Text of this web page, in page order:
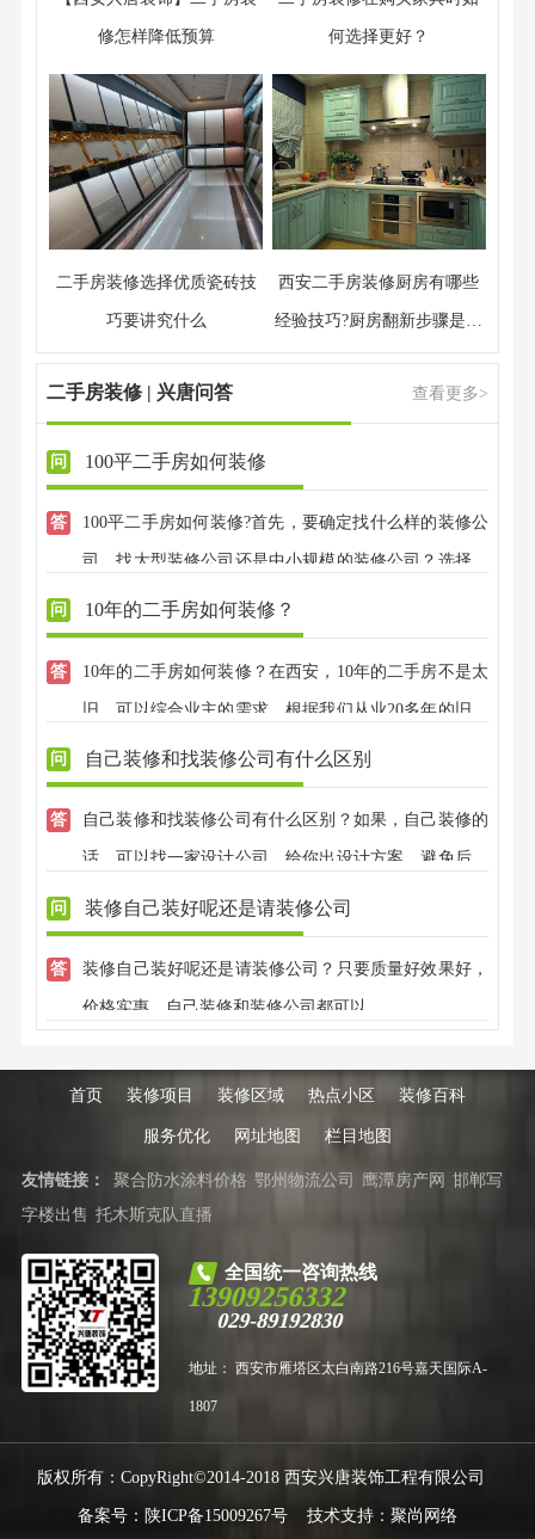
修怎样降低预算 何选择更好？
二手房装修选择优质瓷砖技
巧要讲究什么
西安二手房装修厨房有哪些
经验技巧?厨房翻新步骤是什
么
二手房装修 | 兴唐问答 查看更多>
100平二手房如何装修
100平二手房如何装修?首先，要确定找什么样的装修公
司，找大型装修公司还是中小规模的装修公司？选择半
包还是全包？准备简单装修还是讲究装修风格？这些都
是考虑的基础，在此基础上然后找一家靠谱的、口碑好
的装修公司。
10年的二手房如何装修？
10年的二手房如何装修？在西安，10年的二手房不是太
旧，可以综合业主的需求，根据我们从业20多年的旧房
翻新经验，给出二手房装修建议，我公司有专业的设计
师免费上门测量，免费设计，我公司有自己的装修工
人，不转包，先装修后付款，请各位业主放心。
自己装修和找装修公司有什么区别
自己装修和找装修公司有什么区别？如果，自己装修的
话，可以找一家设计公司，给你出设计方案，避免后期
效果不好；找装修公司的话，可以有专业的设计师，全
程把控装修效果，不用担心装修效果好不好，装修质量
大可放心，兴唐装饰，有自己的江苏施工团队，先装修
后付款，省心放心。
装修自己装好呢还是请装修公司
装修自己装好呢还是请装修公司？只要质量好效果好，
价格实惠，自己装修和装修公司都可以。
首页 装修项目 装修区域 热点小区 装修百科
服务优化 网址地图 栏目地图
友情链接： 聚合防水涂料价格 鄂州物流公司 鹰潭房产网 邯郸写
字楼出售 托木斯克队直播
全国统一咨询热线
13909256332
029-89192830
地址： 西安市雁塔区太白南路216号嘉天国际A-
1807
版权所有：CopyRight©2014-2018 西安兴唐装饰工程有限公司
备案号： 陕ICP备15009267号 技术支持： 聚尚网络